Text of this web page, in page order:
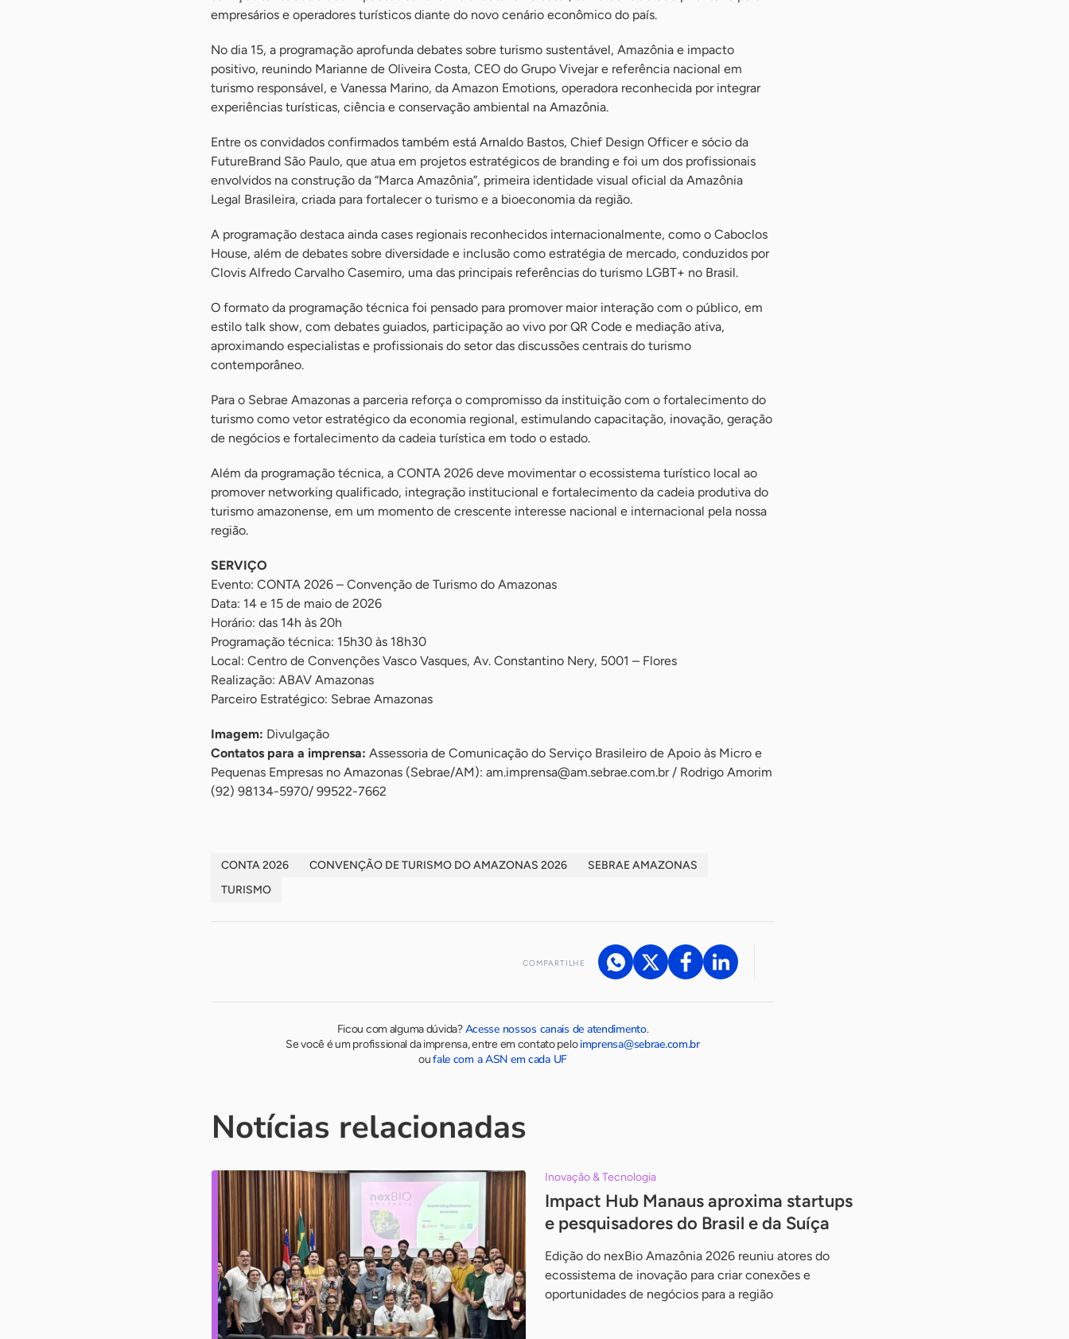
empresários e operadores turísticos diante do novo cenário econômico do país.
No dia 15, a programação aprofunda debates sobre turismo sustentável, Amazônia e impacto
positivo, reunindo Marianne de Oliveira Costa, CEO do Grupo Vivejar e referência nacional em
turismo responsável, e Vanessa Marino, da Amazon Emotions, operadora reconhecida por integrar
experiências turísticas, ciência e conservação ambiental na Amazônia.
Entre os convidados confirmados também está Arnaldo Bastos, Chief Design Officer e sócio da
FutureBrand São Paulo, que atua em projetos estratégicos de branding e foi um dos profissionais
envolvidos na construção da “Marca Amazônia”, primeira identidade visual oficial da Amazônia
Legal Brasileira, criada para fortalecer o turismo e a bioeconomia da região.
A programação destaca ainda cases regionais reconhecidos internacionalmente, como o Caboclos
House, além de debates sobre diversidade e inclusão como estratégia de mercado, conduzidos por
Clovis Alfredo Carvalho Casemiro, uma das principais referências do turismo LGBT+ no Brasil.
O formato da programação técnica foi pensado para promover maior interação com o público, em
estilo talk show, com debates guiados, participação ao vivo por QR Code e mediação ativa,
aproximando especialistas e profissionais do setor das discussões centrais do turismo
contemporâneo.
Para o Sebrae Amazonas a parceria reforça o compromisso da instituição com o fortalecimento do
turismo como vetor estratégico da economia regional, estimulando capacitação, inovação, geração
de negócios e fortalecimento da cadeia turística em todo o estado.
Além da programação técnica, a CONTA 2026 deve movimentar o ecossistema turístico local ao
promover networking qualificado, integração institucional e fortalecimento da cadeia produtiva do
turismo amazonense, em um momento de crescente interesse nacional e internacional pela nossa
região.
SERVIÇO
Evento: CONTA 2026 – Convenção de Turismo do Amazonas
Data: 14 e 15 de maio de 2026
Horário: das 14h às 20h
Programação técnica: 15h30 às 18h30
Local: Centro de Convenções Vasco Vasques, Av. Constantino Nery, 5001 – Flores
Realização: ABAV Amazonas
Parceiro Estratégico: Sebrae Amazonas
Imagem: Divulgação
Contatos para a imprensa: Assessoria de Comunicação do Serviço Brasileiro de Apoio às Micro e
Pequenas Empresas no Amazonas (Sebrae/AM): am.imprensa@am.sebrae.com.br/ Rodrigo Amorim
(92) 98134-5970/ 99522-7662
CONTA 2026 CONVENÇÃO DE TURISMO DO AMAZONAS 2026
SEBRAE AMAZONAS
TURISMO
COMPARTILHE
Ficou com alguma dúvida?Acesse nossos canais de atendimento.
Se você é um profissional da imprensa, entre em contato peloimprensa@sebrae.com.br
oufale com a ASN em cada UF
Notícias relacionadas
Inovação & Tecnologia
Impact Hub Manaus aproxima startups
e pesquisadores do Brasil e da Suíça
Edição do nexBio Amazônia 2026 reuniu atores do
ecossistema de inovação para criar conexões e
oportunidades de negócios para a região